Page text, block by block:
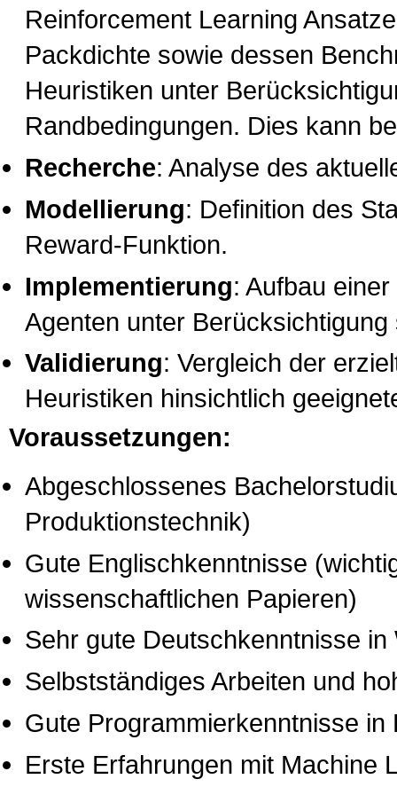
Reinforcement Learning
Packdichte sowie dessen
Heuristiken unter
Randbedingungen. Dies kann
Recherche: Analyse des
Modellierung: Definition des
Reward-Funktion.
Implementierung: Aufbau
Agenten unter
Validierung: Vergleich der
Heuristiken hinsichtlich
Voraussetzungen:
Abgeschlossenes
Produktionstechnik)
Gute Englischkenntnisse
wissenschaftlichen Papieren)
Sehr gute Deutschkenntnisse in
Selbstständiges Arbeiten und
Gute Programmierkenntnisse in
Erste Erfahrungen mit Machine